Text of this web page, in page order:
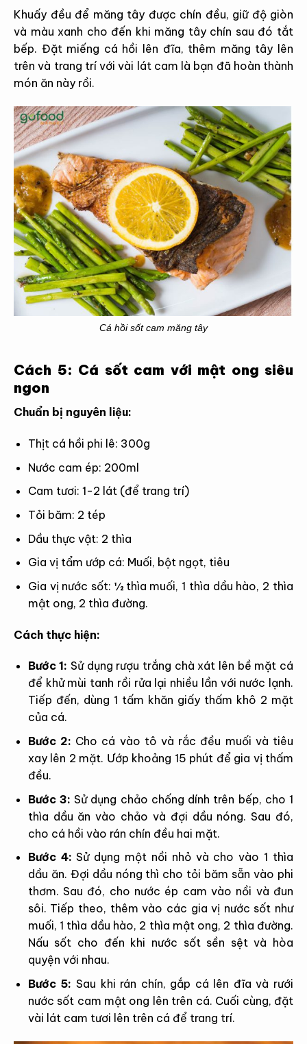
Khuấy đều để măng tây được chín đều, giữ độ giòn
và màu xanh cho đến khi măng tây chín sau đó tắt
bếp. Đặt miếng cá hồi lên đĩa, thêm măng tây lên
trên và trang trí với vài lát cam là bạn đã hoàn thành
món ăn này rồi.
Cá hồi sốt cam măng tây
Cách 5: Cá sốt cam với mật ong siêu
ngon
Chuẩn bị nguyên liệu:
Thịt cá hồi phi lê: 300g
Nước cam ép: 200ml
Cam tươi: 1-2 lát (để trang trí)
Tỏi băm: 2 tép
Dầu thực vật: 2 thìa
Gia vị tẩm ướp cá: Muối, bột ngọt, tiêu
Gia vị nước sốt: ½ thìa muối, 1 thìa dầu hào, 2 thìa
mật ong, 2 thìa đường.
Cách thực hiện:
Bước 1: Sử dụng rượu trắng chà xát lên bề mặt cá
để khử mùi tanh rồi rửa lại nhiều lần với nước lạnh.
Tiếp đến, dùng 1 tấm khăn giấy thấm khô 2 mặt
của cá.
Bước 2: Cho cá vào tô và rắc đều muối và tiêu
xay lên 2 mặt. Ướp khoảng 15 phút để gia vị thấm
đều.
Bước 3: Sử dụng chảo chống dính trên bếp, cho 1
thìa dầu ăn vào chảo và đợi dầu nóng. Sau đó,
cho cá hồi vào rán chín đều hai mặt.
Bước 4: Sử dụng một nồi nhỏ và cho vào 1 thìa
dầu ăn. Đợi dầu nóng thì cho tỏi băm sẵn vào phi
thơm. Sau đó, cho nước ép cam vào nồi và đun
sôi. Tiếp theo, thêm vào các gia vị nước sốt như
muối, 1 thìa dầu hào, 2 thìa mật ong, 2 thìa đường.
Nấu sốt cho đến khi nước sốt sền sệt và hòa
quyện với nhau.
Bước 5: Sau khi rán chín, gắp cá lên đĩa và rưới
nước sốt cam mật ong lên trên cá. Cuối cùng, đặt
vài lát cam tươi lên trên cá để trang trí.